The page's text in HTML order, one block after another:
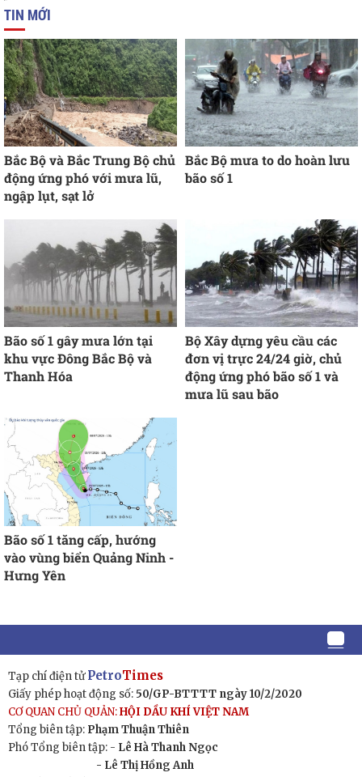
TIN MỚI
Bắc Bộ và Bắc Trung Bộ chủ
động ứng phó với mưa lũ,
ngập lụt, sạt lở
Bắc Bộ mưa to do hoàn lưu
bão số 1
Bão số 1 gây mưa lớn tại
khu vực Đông Bắc Bộ và
Thanh Hóa
Bộ Xây dựng yêu cầu các
đơn vị trực 24/24 giờ, chủ
động ứng phó bão số 1 và
mưa lũ sau bão
Bão số 1 tăng cấp, hướng
vào vùng biển Quảng Ninh -
Hưng Yên
Tạp chí điện tửPetroTimes
Giấy phép hoạt động số: 50/GP-BTTTT ngày 10/2/2020
CƠ QUAN CHỦ QUẢN:HỘI DẦU KHÍ VIỆT NAM
Tổng biên tập: Phạm Thuận Thiên
Phó Tổng biên tập: - Lê Hà Thanh Ngọc
- Lê Thị Hồng Anh